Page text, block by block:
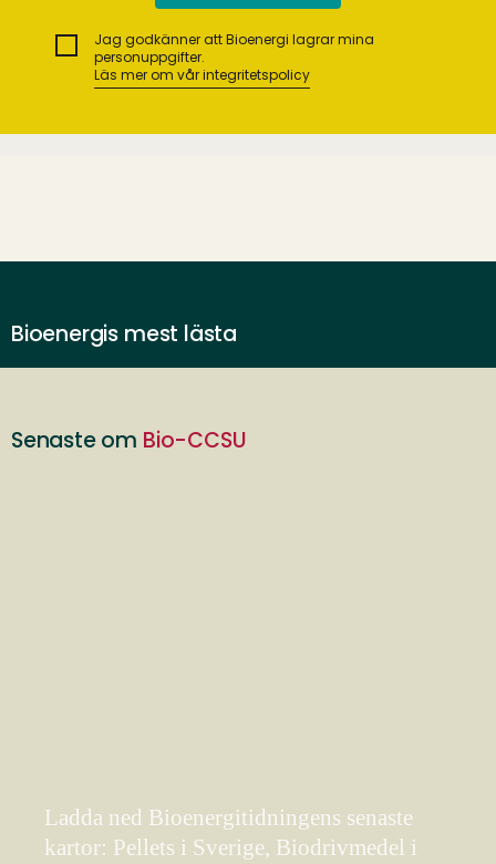
Jag godkänner att Bioenergi lagrar mina
personuppgifter.
Läs mer om vår integritetspolicy
Bioenergis mest lästa
Senaste om Bio-CCSU
Ladda ned Bioenergitidningens senaste
kartor: Pellets i Sverige, Biodrivmedel i